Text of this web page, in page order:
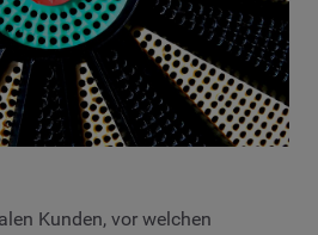
Kunden, vor welchen